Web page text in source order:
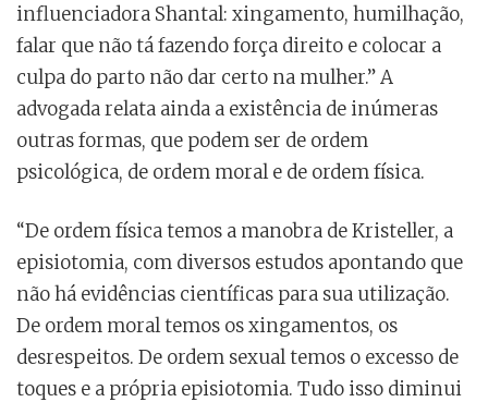
influenciadora Shantal: xingamento, humilhação,
falar que não tá fazendo força direito e colocar a
culpa do parto não dar certo na mulher.” A
advogada relata ainda a existência de inúmeras
outras formas, que podem ser de ordem
psicológica, de ordem moral e de ordem física.
“De ordem física temos a manobra de Kristeller, a
episiotomia, com diversos estudos apontando que
não há evidências científicas para sua utilização.
De ordem moral temos os xingamentos, os
desrespeitos. De ordem sexual temos o excesso de
toques e a própria episiotomia. Tudo isso diminui